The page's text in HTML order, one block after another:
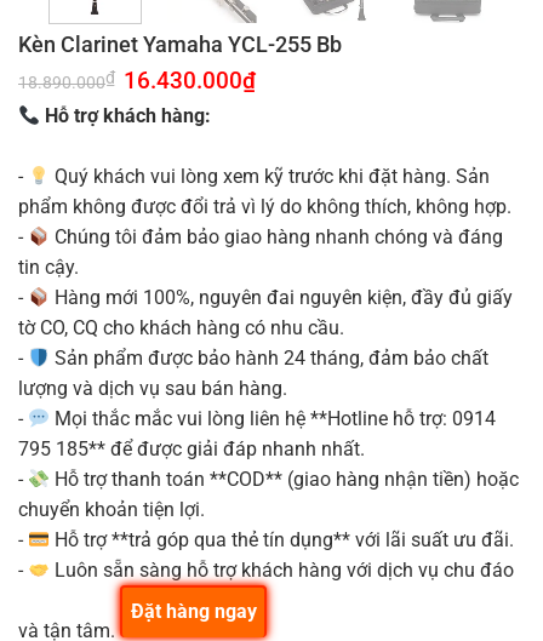
Kèn Clarinet Yamaha YCL-255 Bb
18.890.000₫ Giá
gốc
là:
18.890.000₫.
16.430.000₫Giá
Hỗ trợ khách hàng:
-
Quý khách vui lòng xem kỹ trước khi đặt hàng. Sản
phẩm không được đổi trả vì lý do không thích, không hợp.
-
Chúng tôi đảm bảo giao hàng nhanh chóng và đáng
tin cậy.
-
Hàng mới 100%, nguyên đai nguyên kiện, đầy đủ giấy
tờ CO, CQ cho khách hàng có nhu cầu.
-
Sản phẩm được bảo hành 24 tháng, đảm bảo chất
lượng và dịch vụ sau bán hàng.
-
Mọi thắc mắc vui lòng liên hệ **Hotline hỗ trợ: 0914
795 185** để được giải đáp nhanh nhất.
-
Hỗ trợ thanh toán **COD** (giao hàng nhận tiền) hoặc
chuyển khoản tiện lợi.
-
Hỗ trợ **trả góp qua thẻ tín dụng** với lãi suất ưu đãi.
-
Luôn sẵn sàng hỗ trợ khách hàng với dịch vụ chu đáo
và tận tâm.
Đặt hàng ngay